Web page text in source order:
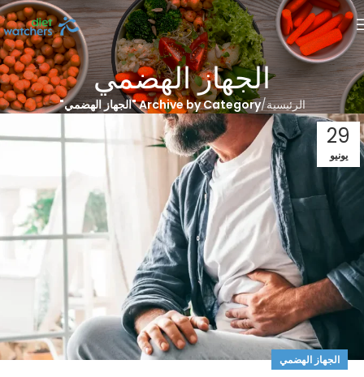
الجهاز الهضمي
الرئيسية Archive by Category "الجهاز الهضمي"
29
يونيو
الجهاز الهضمي